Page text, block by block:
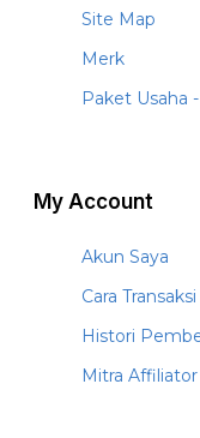
Site Map
Merk
Paket Usaha
My Account
Akun Saya
Cara
Histori
Mitra Affiliator